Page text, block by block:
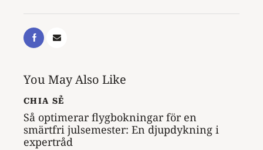
You May Also Like
CHIA SẺ
Så optimerar flygbokningar för en
smärtfri julsemester: En djupdykning i
expertråd